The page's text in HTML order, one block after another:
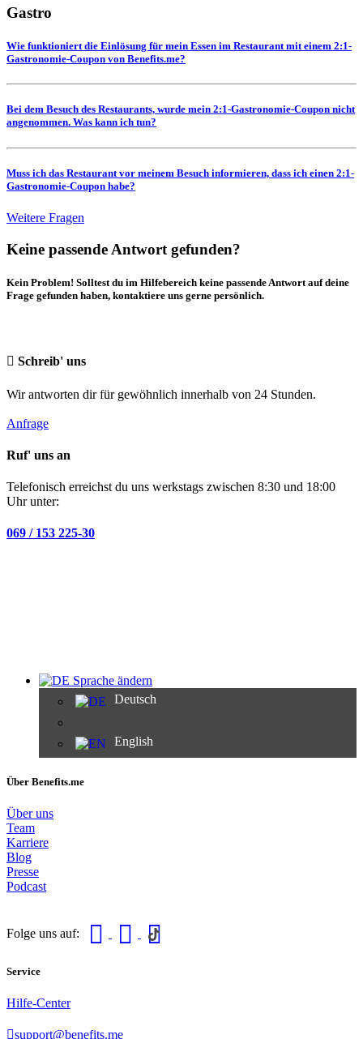
Gastro
Wie funktioniert die Einlösung für mein Essen im Restaurant mit einem 2:1-
Gastronomie-Coupon von Benefits.me?
Bei dem Besuch des Restaurants, wurde mein 2:1-Gastronomie-Coupon nicht
angenommen. Was kann ich tun?
Muss ich das Restaurant vor meinem Besuch informieren, dass ich einen 2:1-
Gastronomie-Coupon habe?
Weitere Fragen
Keine passende Antwort gefunden?
Kein Problem! Solltest du im Hilfebereich keine passende Antwort auf deine
Frage gefunden haben, kontaktiere uns gerne persönlich.
Schreib' uns
Wir antworten dir für gewöhnlich innerhalb von 24 Stunden.
Anfrage
Ruf' uns an
Telefonisch erreichst du uns werkstags zwischen 8:30 und 18:00
Uhr unter:
069 / 153 225-30
Sprache ändern
Deutsch
English
Über Benefits.me
Über uns
Team
Karriere
Blog
Presse
Podcast
Folge uns auf:
Service
Hilfe-Center
support@benefits.me